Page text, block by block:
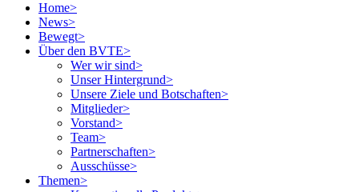
Home>
News>
Bewegt>
Über den BVTE>
Wer wir sind>
Unser Hintergrund>
Unsere Ziele und Botschaften>
Mitglieder>
Vorstand>
Team>
Partnerschaften>
Ausschüsse>
Themen>